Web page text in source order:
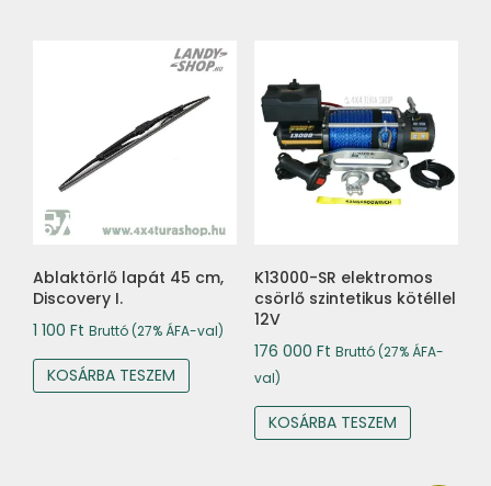
Ablaktörlő lapát 45 cm,
Discovery I.
1 100 Ft Bruttó (27% ÁFA-val)
KOSÁRBA TESZEM
K13000-SR elektromos
csörlő szintetikus kötéllel
12V
176 000 Ft Bruttó (27% ÁFA-
val)
KOSÁRBA TESZEM